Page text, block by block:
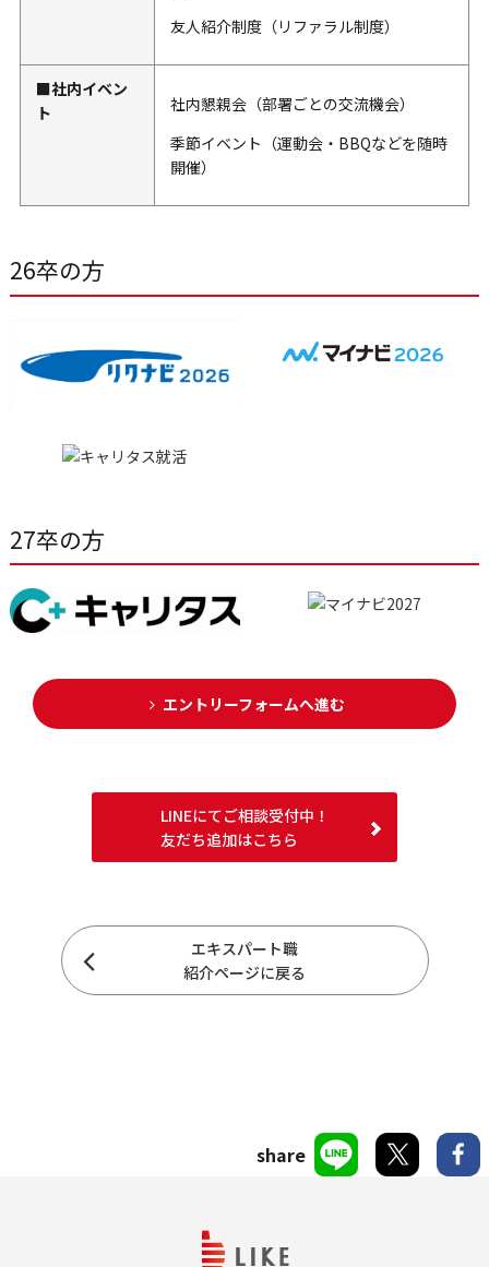
友人紹介制度（リファラル制度）
■社内イベン
ト
社内懇親会（部署ごとの交流機会）
季節イベント（運動会・BBQなどを随時
開催）
26卒の方
27卒の方
エントリーフォームへ進む
LINEにてご相談受付中！
友だち追加はこちら
エキスパート職
紹介ページに戻る
share